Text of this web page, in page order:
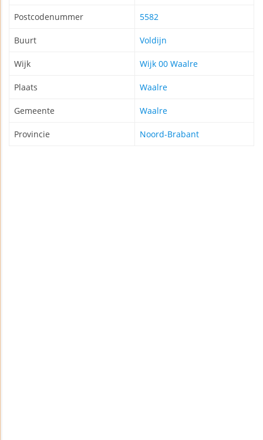
Postcodenummer 5582
Buurt Voldijn
Wijk Wijk 00 Waalre
Plaats Waalre
Gemeente Waalre
Provincie Noord-Brabant